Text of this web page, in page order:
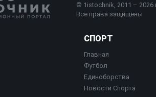
© 1istochnik, 2011 – 2026
Все права защищены
СПОРТ
Главная
Футбол
Единоборства
Новости Спорта